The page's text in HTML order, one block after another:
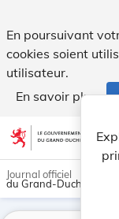
En poursuivant
cookies soient
utilisateur.
En savoir plus
Aller au contenu
Journal officiel
du Grand-Duché de